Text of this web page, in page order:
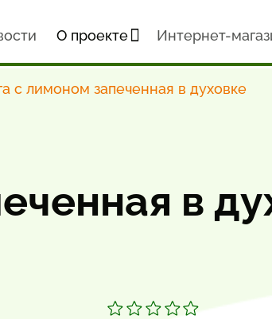
О проекте Интернет-
с лимоном запеченная в духовке
в